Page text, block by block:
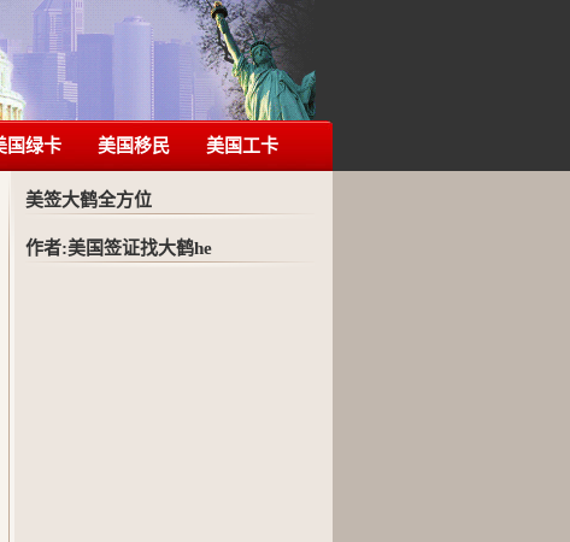
国绿卡 美国移民 美国工卡
美签大鹤全方位
作者:美国签证找大鹤he